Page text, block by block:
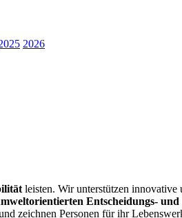
2026
leisten. Wir unter­stützen
Entscheidungs-
zeichnen Personen für ihr